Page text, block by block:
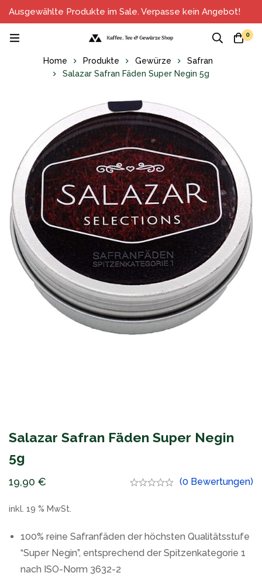
Ausgewählte Produkte im Sale. Verpasse kein Angebot!
0
Home Produkte Gewürze
Safran
Salazar Safran Fäden Super Negin 5g
Salazar Safran Fäden Super Negin
5g
19,90 € (0 Bewertungen)
inkl. 19 % MwSt.
100% reine Safranfäden der höchsten Qualitätsstufe
“Super Negin”, entsprechend der Spitzenkategorie 1
nach ISO-Norm 3632-2